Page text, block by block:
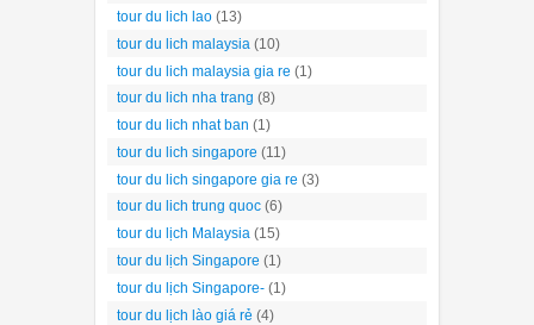
tour du lich lao (13)
tour du lich malaysia (10)
tour du lich malaysia gia re (1)
tour du lich nha trang (8)
tour du lich nhat ban (1)
tour du lich singapore (11)
tour du lich singapore gia re (3)
tour du lich trung quoc (6)
tour du lịch Malaysia (15)
tour du lịch Singapore (1)
tour du lịch Singapore- (1)
tour du lịch lào giá rẻ (4)